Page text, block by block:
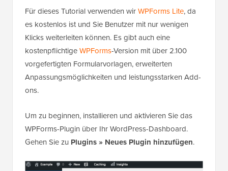
Für dieses Tutorial verwenden wirWPForms Lite, da
es kostenlos ist und Sie Benutzer mit nur wenigen
Klicks weiterleiten können. Es gibt auch eine
kostenpflichtigeWPForms-Version mit über 2.100
vorgefertigten Formularvorlagen, erweiterten
Anpassungsmöglichkeiten und leistungsstarken Add-
ons.
Um zu beginnen, installieren und aktivieren Sie das
WPForms-Plugin über Ihr WordPress-Dashboard.
Gehen Sie zu Plugins » Neues Plugin hinzufügen.